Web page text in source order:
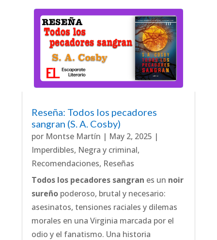
Reseña: Todos los pecadores
sangran (S. A. Cosby)
por Montse Martín | May 2, 2025 |
Imperdibles, Negra y criminal,
Recomendaciones, Reseñas
Todos los pecadores sangran es un noir
sureñopoderoso, brutal y necesario:
asesinatos, tensiones raciales y dilemas
morales en una Virginia marcada por el
odio y el fanatismo. Una historia